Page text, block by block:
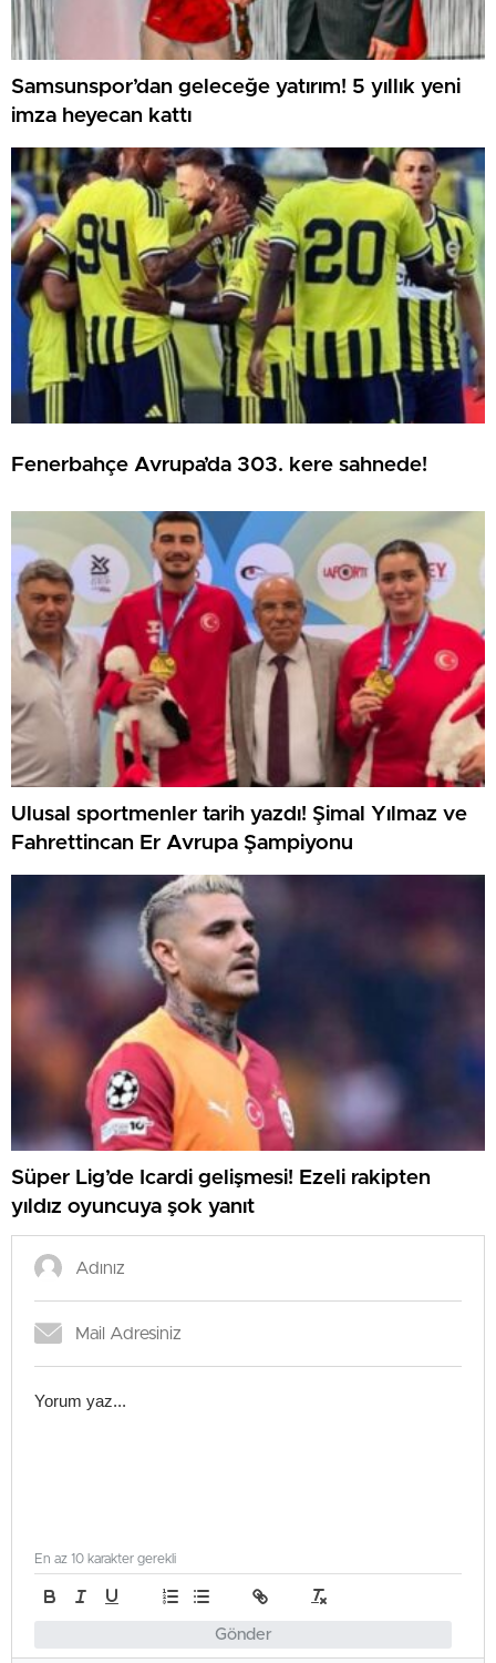
Samsunspor’dan geleceğe yatırım! 5 yıllık yeni
imza heyecan kattı
Fenerbahçe Avrupa’da 303. kere sahnede!
Ulusal sportmenler tarih yazdı! Şimal Yılmaz ve
Fahrettincan Er Avrupa Şampiyonu
Süper Lig’de Icardi gelişmesi! Ezeli rakipten
yıldız oyuncuya şok yanıt
Gönder
En az 10 karakter gerekli